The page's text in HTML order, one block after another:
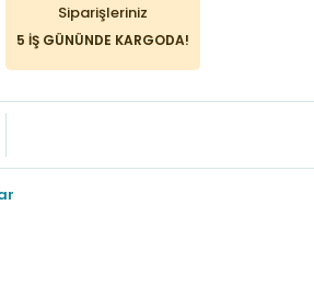
Siparişleriniz
5 İŞ GÜNÜNDE KARGODA!